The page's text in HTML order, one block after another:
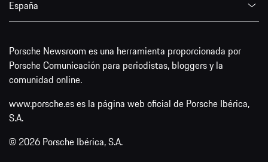
España
Porsche Newsroom es una herramienta proporcionada por
Porsche Comunicación para periodistas, bloggers y la
comunidad online.
www.porsche.es es la página web oficial de Porsche Ibérica,
S.A.
© 2026 Porsche Ibérica, S.A.